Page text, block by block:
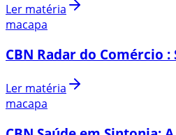
Ler matéria
macapa
CBN Radar do Comércio :
Ler matéria
macapa